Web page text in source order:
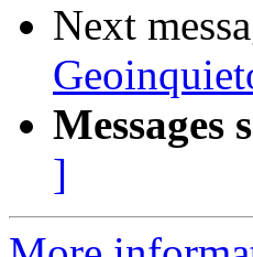
Next
Messages
]